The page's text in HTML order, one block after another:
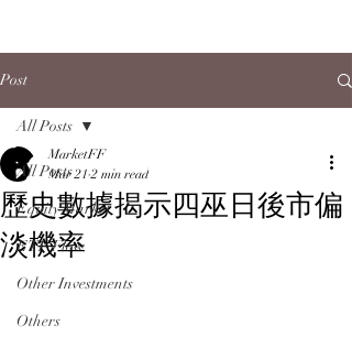
Post
All Posts
Equity Market
ETF Flow
Other Investments
Others
All Posts
歷史數據揭示四巫日後市偏
淡機率
MarketFF
Mar 21 2 min read